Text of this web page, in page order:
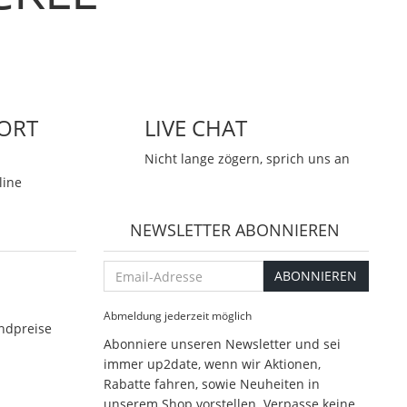
LIVE CHAT
Nicht lange zögern, sprich uns an
NEWSLETTER ABONNIEREN
Email-
Adresse
ABONNIEREN
Abmeldung jederzeit möglich
Abonniere unseren Newsletter und sei
immer up2date, wenn wir Aktionen,
Rabatte fahren, sowie Neuheiten in